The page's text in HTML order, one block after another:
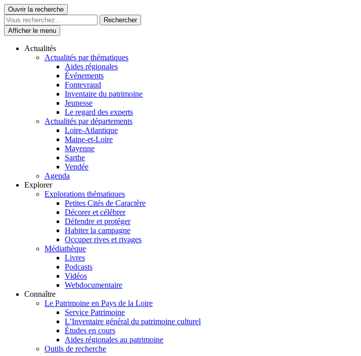
Skip
to
content
Le Patrimoine se vit ici
Ouvrir la recherche
Afficher le menu
Actualités
Actualités par thématiques
Aides régionales
Événements
Fontevraud
Inventaire du patrimoine
Jeunesse
Le regard des experts
Actualités par départements
Loire-Atlantique
Maine-et-Loire
Mayenne
Sarthe
Vendée
Agenda
Explorer
Explorations thématiques
Petites Cités de Caractère
Décorer et célébrer
Défendre et protéger
Habiter la campagne
Occuper rives et rivages
Médiathèque
Livres
Podcasts
Vidéos
Webdocumentaire
Connaître
Le Patrimoine en Pays de la Loire
Service Patrimoine
L’Inventaire général du patrimoine culturel
Études en cours
Aides régionales au patrimoine
Outils de recherche